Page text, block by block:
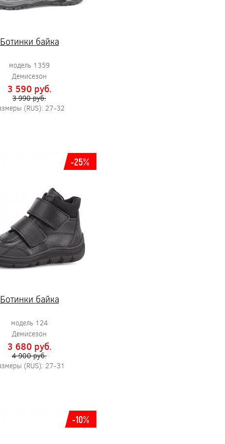
Ботинки байка
модель 1359
Демисезон
3 590 pуб.
3 990 pуб.
(RUS): 27-32
-25%
Ботинки байка
модель 124
Демисезон
3 680 pуб.
4 900 pуб.
(RUS): 27-31
-10%